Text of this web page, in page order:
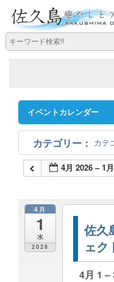
イベントカレンダー
カテ
4月 2026 – 1
4月
1
水
2026
佐久
ェク
4月 1